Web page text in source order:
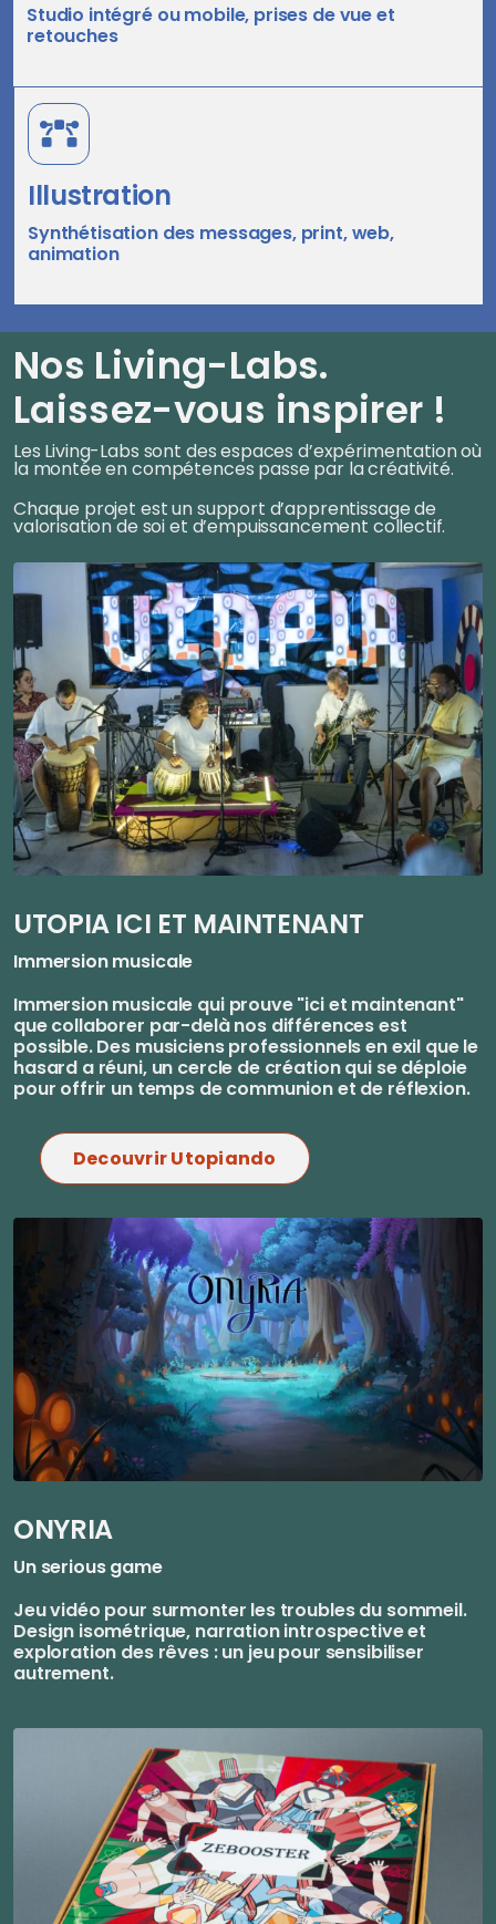
Studio intégré ou mobile, prises de vue et
retouches
Illustration
Synthétisation des messages, print, web,
animation
Nos Living-Labs.
Laissez-vous inspirer !
Les Living-Labs sont des espaces d’expérimentation où
la montée en compétences passe par la créativité.
Chaque projet est un support d’apprentissage de
valorisation de soi et d’empuissancement collectif.
UTOPIA ICI ET MAINTENANT
Immersion musicale
Immersion musicale qui prouve "ici et maintenant"
que collaborer par-delà nos différences est
possible. Des musiciens professionnels en exil que le
hasard a réuni, un cercle de création qui se déploie
pour offrir un temps de communion et de réflexion.
Decouvrir Utopiando
ONYRIA
Un serious game
Jeu vidéo pour surmonter les troubles du sommeil.
Design isométrique, narration introspective et
exploration des rêves : un jeu pour sensibiliser
autrement.